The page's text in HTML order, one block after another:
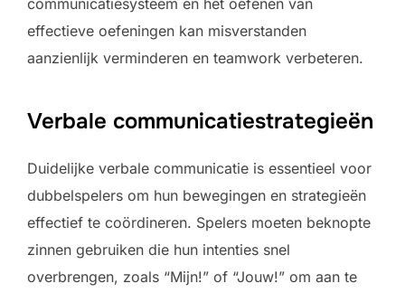
effectieve oefeningen kan misverstanden
aanzienlijk verminderen en teamwork verbeteren.
Verbale communicatiestrategieën
Duidelijke verbale communicatie is essentieel voor
dubbelspelers om hun bewegingen en strategieën
effectief te coördineren. Spelers moeten beknopte
zinnen gebruiken die hun intenties snel
overbrengen, zoals “Mijn!” of “Jouw!” om aan te